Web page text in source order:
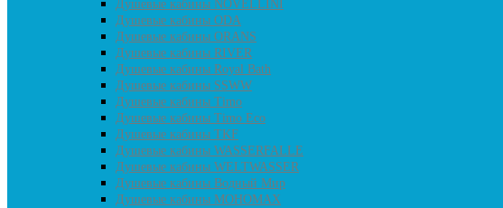
Душевые кабины NOVELLINI
Душевые кабины ODA
Душевые кабины ORANS
Душевые кабины RIVER
Душевые кабины Royal Bath
Душевые кабины SSWW
Душевые кабины Timo
Душевые кабины Timo Eco
Душевые кабины TKF
Душевые кабины WASSERFALLE
Душевые кабины WELTWASSER
Душевые кабины Водный Мир
Душевые кабины МОНОМАХ